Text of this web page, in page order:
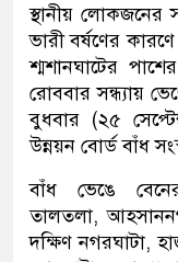
স্থানীয় লোকজনের
ভারী বর্ষণের
শ্মশানঘাটের
রোববার সন্ধ্যায়
বুধবার (২৫
উন্নয়ন বোর্ড বাঁধ
বাঁধ ভেঙে
তালতলা,
দক্ষিণ নগরঘাটা,